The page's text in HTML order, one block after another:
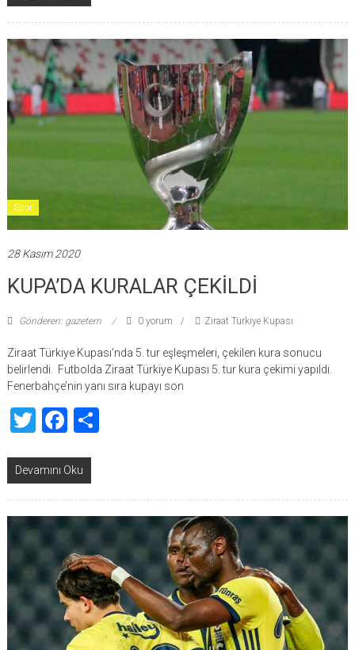
Spor
28 Kasım 2020
KUPA’DA KURALAR ÇEKİLDİ
Gönderen: gazetem 0 yorum Ziraat Türkiye Kupası
Ziraat Türkiye Kupası’nda 5. tur eşleşmeleri, çekilen kura sonucu
belirlendi. Futbolda Ziraat Türkiye Kupası 5. tur kura çekimi yapıldı.
Fenerbahçe’nin yanı sıra kupayı son
TwitterFacebook
Share
Devamını Oku